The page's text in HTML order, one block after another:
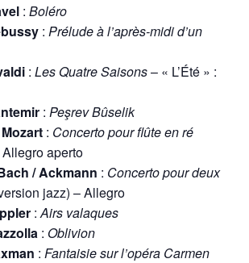
: Boléro
: Prélude à l’après-midi d’un
: Les Quatre Saisons– « L’Été » :
: Peşrev Bûselik
: Concerto pour flûte en ré
aperto
/ Ackmann : Concerto pour deux
jazz) – Allegro
: Airs valaques
: Oblivion
: Fantaisie sur l’opéra Carmen